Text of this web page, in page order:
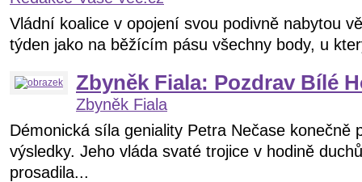
Vládní koalice v opojení svou podivně nabytou
týden jako na běžícím pásu všechny body, u
Zbyněk Fiala: Pozdrav Bílé
Zbyněk Fiala
Démonická síla geniality Petra Nečase konečně
výsledky. Jeho vláda svaté trojice v hodině
prosadila...